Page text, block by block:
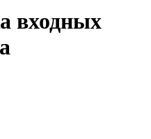
входных